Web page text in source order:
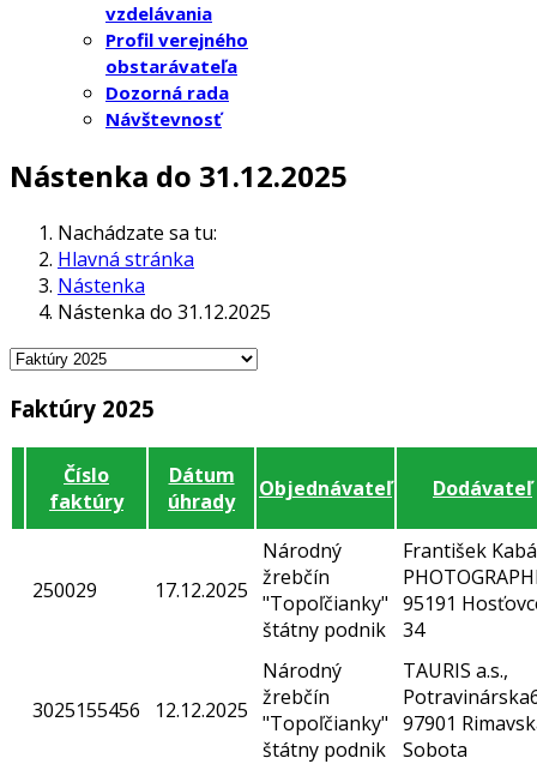
vzdelávania
Profil verejného
obstarávateľa
Dozorná rada
Návštevnosť
Nástenka do 31.12.2025
Nachádzate sa tu:
Hlavná stránka
Nástenka
Nástenka do 31.12.2025
Faktúry 2025
Číslo
faktúry
Dátum
úhrady
Objednávateľ Dodávateľ
250029 17.12.2025
Národný
žrebčín
"Topoľčianky"
štátny podnik
František
95191
34
3025155456 12.12.2025
Národný
žrebčín
"Topoľčianky"
štátny podnik
TAURIS a.s.,
97901
Sobota